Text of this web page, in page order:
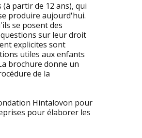
partir de 12 ans), qui
produire aujourd'hui.
se posent des
sur leur droit
explicites sont
utiles aux enfants
brochure donne un
de la
Hintalovon pour
pour élaborer les